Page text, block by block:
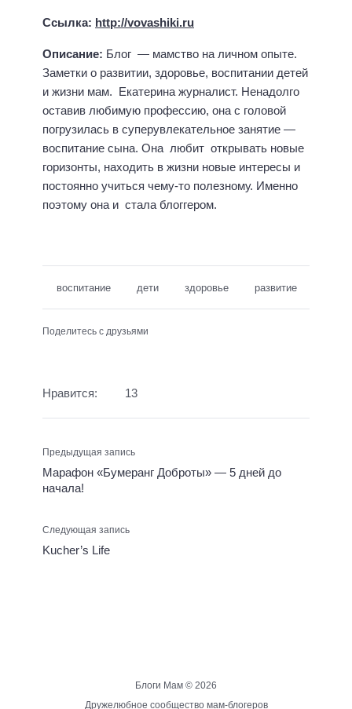
Ссылка: http://vovashiki.ru
Описание: Блог — мамство на личном опыте.
Заметки о развитии, здоровье, воспитании детей
и жизни мам. Екатерина журналист. Ненадолго
оставив любимую профессию, она с головой
погрузилась в суперувлекательное занятие —
воспитание сына. Она любит открывать новые
горизонты, находить в жизни новые интересы и
постоянно учиться чему-то полезному. Именно
поэтому она и стала блоггером.
воспитание дети здоровье развитие
Поделитесь с друзьями
Нравится: 13
Предыдущая запись
Марафон «Бумеранг Доброты» — 5 дней до
начала!
Следующая запись
Kucher’s Life
Блоги Мам © 2026
Дружелюбное сообщество мам-блогеров